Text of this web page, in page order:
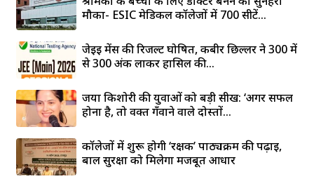
मौका- ESIC मेडिकल कॉलेजों में 700 सीटें...
जेईई मेंस की रिजल्ट घोषित, कबीर छिल्लर ने 300 में
से 300 अंक लाकर हासिल की...
जया किशोरी की युवाओं को बड़ी सीख: ‘अगर सफल
होना है, तो वक्त गँवाने वाले दोस्तों...
कॉलेजों में शुरू होगी ‘रक्षक’ पाठ्यक्रम की पढ़ाई,
बाल सुरक्षा को मिलेगा मजबूत आधार